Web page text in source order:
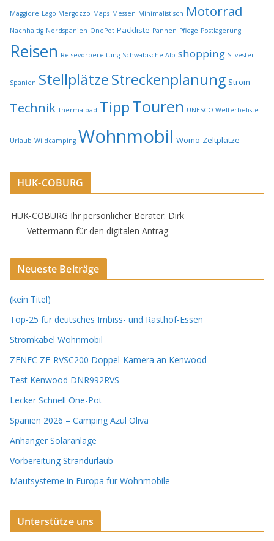
Maggiore Lago Mergozzo Maps Messen Minimalistisch Motorrad
Nachhaltig Nordspanien OnePot Packliste Pannen Pflege Postlagerung
Reisen Reisevorbereitung Schwäbische Alb shopping Silvester
Spanien StellplätzeStreckenplanung Strom
Technik Thermalbad TippTouren UNESCO-Welterbeliste
Urlaub Wildcamping Wohnmobil Womo Zeltplätze
HUK-COBURG
HUK-COBURG Ihr persönlicher Berater: Dirk
Vettermann für den digitalen Antrag
Neueste Beiträge
(kein Titel)
Top-25 für deutsches Imbiss- und Rasthof-Essen
Stromkabel Wohnmobil
ZENEC ZE-RVSC200 Doppel-Kamera an Kenwood
Test Kenwood DNR992RVS
Lecker Schnell One-Pot
Spanien 2026 – Camping Azul Oliva
Anhänger Solaranlage
Vorbereitung Strandurlaub
Mautsysteme in Europa für Wohnmobile
Unterstütze uns